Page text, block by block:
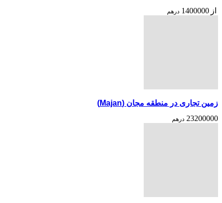
از 1400000 درهم
زمین تجاری در منطقه مجان (Majan)
23200000 درهم